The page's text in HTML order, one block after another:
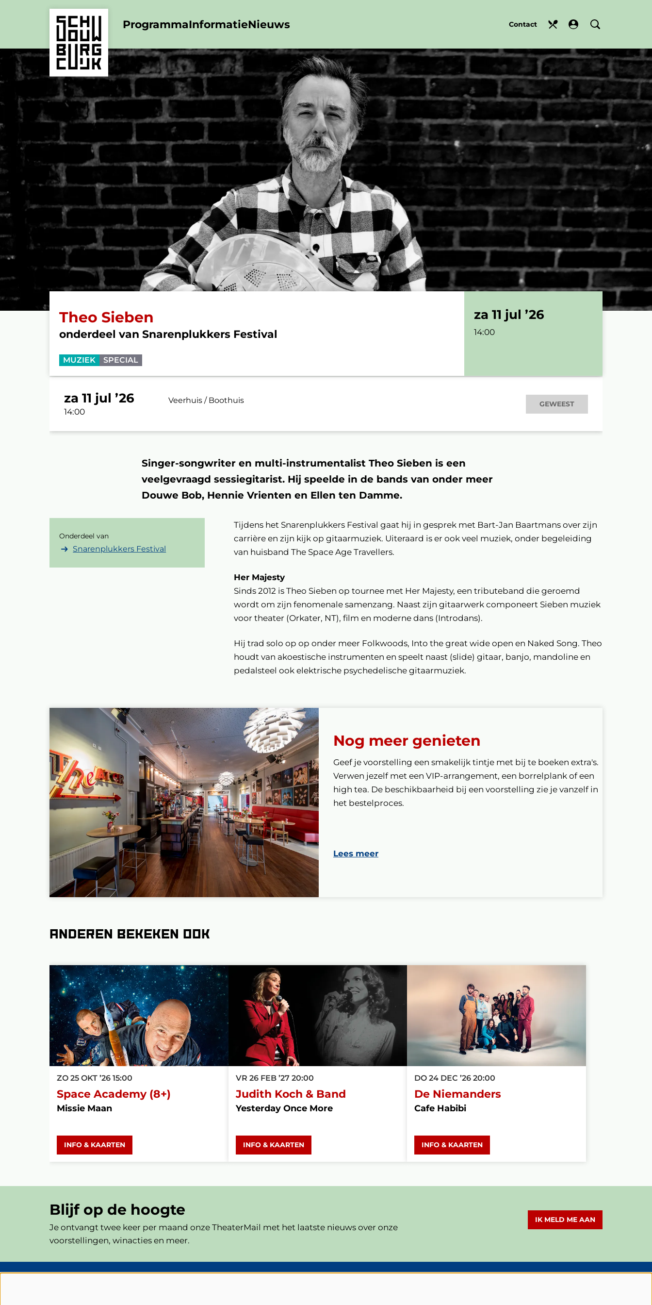
ProgrammaInformatieNieuws Contact
Theo Sieben
onderdeel van Snarenplukkers Festival
MUZIEK SPECIAL
za 11 jul ’26
14:00
za 11 jul ’26
14:00
Veerhuis / Boothuis GEWEEST
Singer-songwriter en multi-instrumentalist Theo Sieben is een
veelgevraagd sessiegitarist. Hij speelde in de bands van onder meer
Douwe Bob, Hennie Vrienten en Ellen ten Damme.
Tijdens het Snarenplukkers Festival gaat hij in gesprek met Bart-Jan Baartmans over zijn
carrière en zijn kijk op gitaarmuziek. Uiteraard is er ook veel muziek, onder begeleiding
van huisband The Space Age Travellers.
Her Majesty
Sinds 2012 is Theo Sieben op tournee met Her Majesty, een tributeband die geroemd
wordt om zijn fenomenale samenzang. Naast zijn gitaarwerk componeert Sieben muziek
voor theater (Orkater, NT), film en moderne dans (Introdans).
Hij trad solo op op onder meer Folkwoods, Into the great wide open en Naked Song. Theo
houdt van akoestische instrumenten en speelt naast (slide) gitaar, banjo, mandoline en
pedalsteel ook elektrische psychedelische gitaarmuziek.
Onderdeel van
Snarenplukkers Festival
Nog meer genieten
Geef je voorstelling een smakelijk tintje met bij te boeken extra's.
Verwen jezelf met een VIP-arrangement, een borrelplank of een
high tea. De beschikbaarheid bij een voorstelling zie je vanzelf in
het bestelproces.
Lees meer
Anderen bekeken ook
Space Academy (8+)
Missie Maan
ZO 25 OKT ’26 15:00
INFO & KAARTEN
Judith Koch & Band
Yesterday Once More
VR 26 FEB ’27 20:00
INFO & KAARTEN
De Niemanders
Cafe Habibi
DO 24 DEC ’2620:00
INFO & KAARTEN
Blijf op de hoogte
Je ontvangt twee keer per maand onze TheaterMail met het laatste nieuws over onze
voorstellingen, winacties en meer.
IK MELD ME AAN